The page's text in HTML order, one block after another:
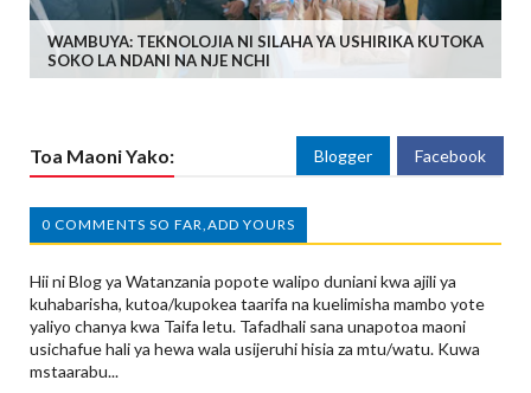
WAMBUYA: TEKNOLOJIA NI SILAHA YA USHIRIKA KUTOKA
SOKO LA NDANI NA NJE NCHI
Toa Maoni Yako: Blogger Facebook
0 COMMENTS SO FAR,ADD YOURS
Hii ni Blog ya Watanzania popote walipo duniani kwa ajili ya
kuhabarisha, kutoa/kupokea taarifa na kuelimisha mambo yote
yaliyo chanya kwa Taifa letu. Tafadhali sana unapotoa maoni
usichafue hali ya hewa wala usijeruhi hisia za mtu/watu. Kuwa
mstaarabu...